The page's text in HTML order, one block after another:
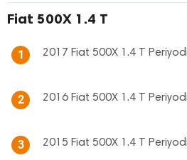
Fiat 500X 1.4 T
1 2017 Fiat 500X 1.4 T
2 2016 Fiat 500X 1.4 T
3 2015 Fiat 500X 1.4 T